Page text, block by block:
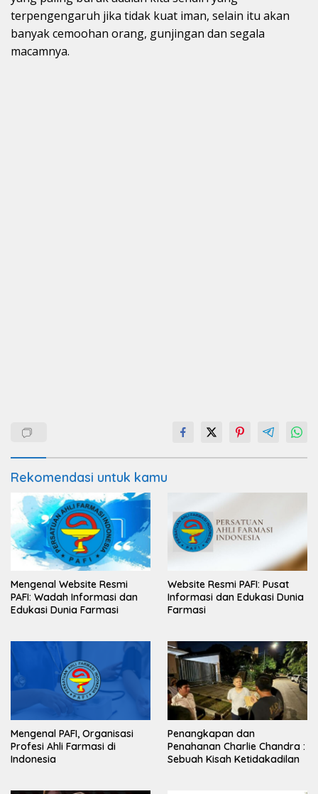
terpengengaruh jika tidak kuat iman, selain itu akan
banyak cemoohan orang, gunjingan dan segala
macamnya.
Rekomendasi untuk kamu
Mengenal Website Resmi
PAFI: Wadah Informasi dan
Edukasi Dunia Farmasi
Website Resmi PAFI: Pusat
Informasi dan Edukasi Dunia
Farmasi
Mengenal PAFI, Organisasi
Profesi Ahli Farmasi di
Indonesia
Penangkapan dan
Penahanan Charlie Chandra :
Sebuah Kisah Ketidakadilan